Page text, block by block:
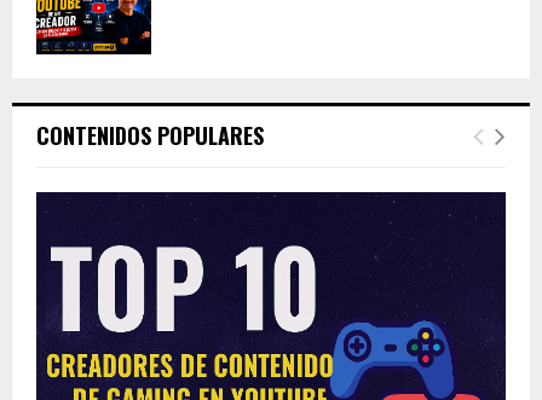
CONTENIDOS POPULARES